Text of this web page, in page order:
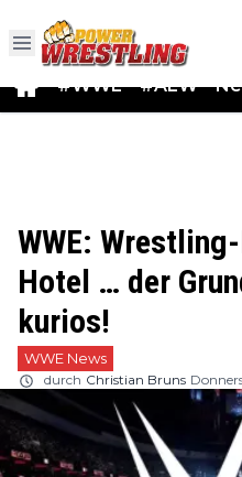
#WWE #AEW
WWE:
Hotel … der
kurios!
WWE News
durch Christian Bruns